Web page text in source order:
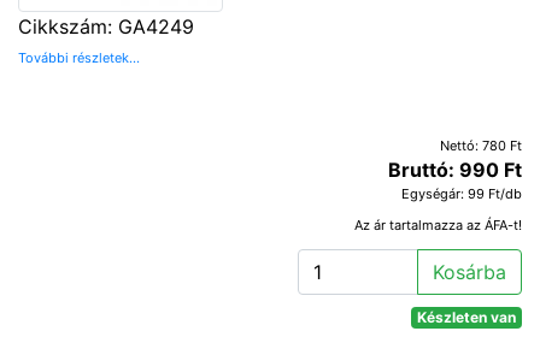
Cikkszám: GA4249
További részletek...
Nettó: 780 Ft
Bruttó: 990 Ft
Egységár: 99 Ft/db
Az ár tartalmazza az ÁFA-t!
Kosárba
Készleten van